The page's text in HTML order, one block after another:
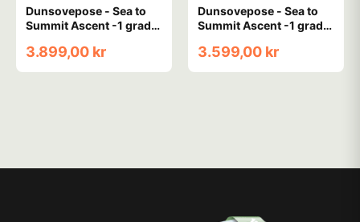
Dunsovepose - Sea to
Summit Ascent -1 grader
3.899,00 kr
Dunsovepose - Sea to
Summit Ascent -1 grader
3.599,00 kr